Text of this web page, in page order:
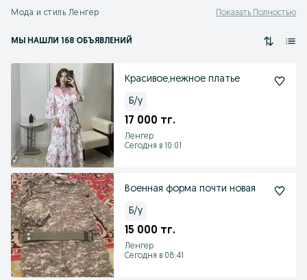
Мода и стиль Ленгер Показать Полностью
МЫ НАШЛИ 168 ОБЪЯВЛЕНИЙ
Красивое,нежное платье
Б/у
17 000 тг.
Ленгер
Сегодня в 10:01
Военная форма почти новая
Б/у
15 000 тг.
Ленгер
Сегодня в 08:41